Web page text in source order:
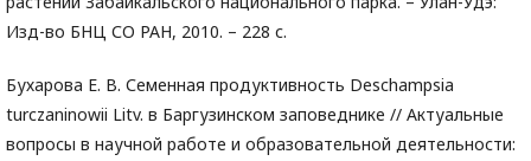
Изд-во БНЦ СО РАН, 2010. – 228 с.
Бухарова Е. В. Семенная продуктивность Deschampsia
turczaninowii Litv. в Баргузинском заповеднике // Актуальные
вопросы в научной работе и образовательной деятельности: